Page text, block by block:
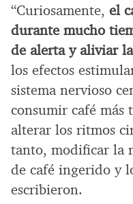
“Curiosamente, el
durante mucho
de alerta y aliviar
los efectos
sistema nervioso
consumir café más
alterar los ritmos
tanto, modificar la
de café ingerido y
escribieron.